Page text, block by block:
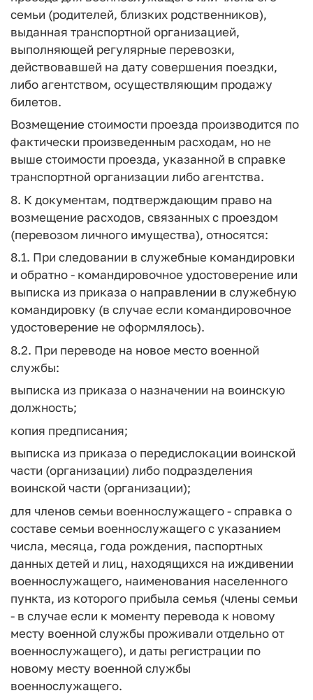
семьи (родителей, близких родственников),
выданная транспортной организацией,
выполняющей регулярные перевозки,
действовавшей на дату совершения поездки,
либо агентством, осуществляющим продажу
билетов.
Возмещение стоимости проезда производится по
фактически произведенным расходам, но не
выше стоимости проезда, указанной в справке
транспортной организации либо агентства.
8. К документам, подтверждающим право на
возмещение расходов, связанных с проездом
(перевозом личного имущества), относятся:
8.1. При следовании в служебные командировки
и обратно - командировочное удостоверение или
выписка из приказа о направлении в служебную
командировку (в случае если командировочное
удостоверение не оформлялось).
8.2. При переводе на новое место военной
службы:
выписка из приказа о назначении на воинскую
должность;
копия предписания;
выписка из приказа о передислокации воинской
части (организации) либо подразделения
воинской части (организации);
для членов семьи военнослужащего - справка о
составе семьи военнослужащего с указанием
числа, месяца, года рождения, паспортных
данных детей и лиц, находящихся на иждивении
военнослужащего, наименования населенного
пункта, из которого прибыла семья (члены семьи
- в случае если к моменту перевода к новому
месту военной службы проживали отдельно от
военнослужащего), и даты регистрации по
новому месту военной службы
военнослужащего.